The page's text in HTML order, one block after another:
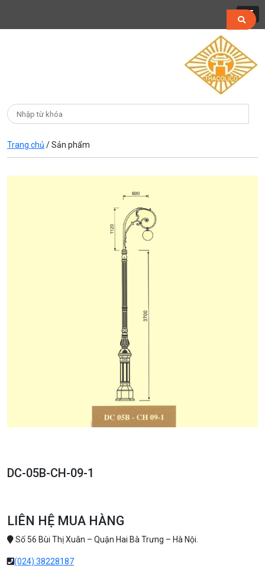
Trang chủ /Sản phẩm
DC-05B-CH-09-1
LIÊN HỆ MUA HÀNG
Số 56 Bùi Thị Xuân – Quận Hai Bà Trưng – Hà Nội.
(024) 38228187